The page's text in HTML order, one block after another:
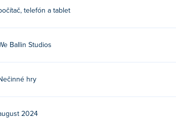
Poki.
zariadeniach, ako sú telefóny a tablety.
telefón a tablet
Ballin Studios
hry
2024